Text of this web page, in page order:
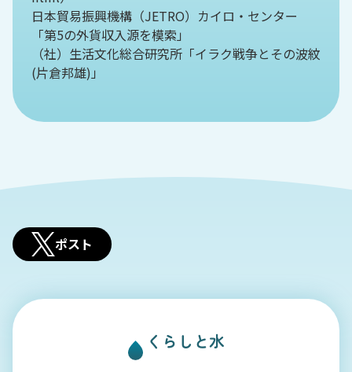
日本貿易振興機構（JETRO）カイロ・センター
「第5の外貨収入源を模索」
（社）生活文化総合研究所「イラク戦争とその波紋
(片倉邦雄)」
ポスト
くらしと水